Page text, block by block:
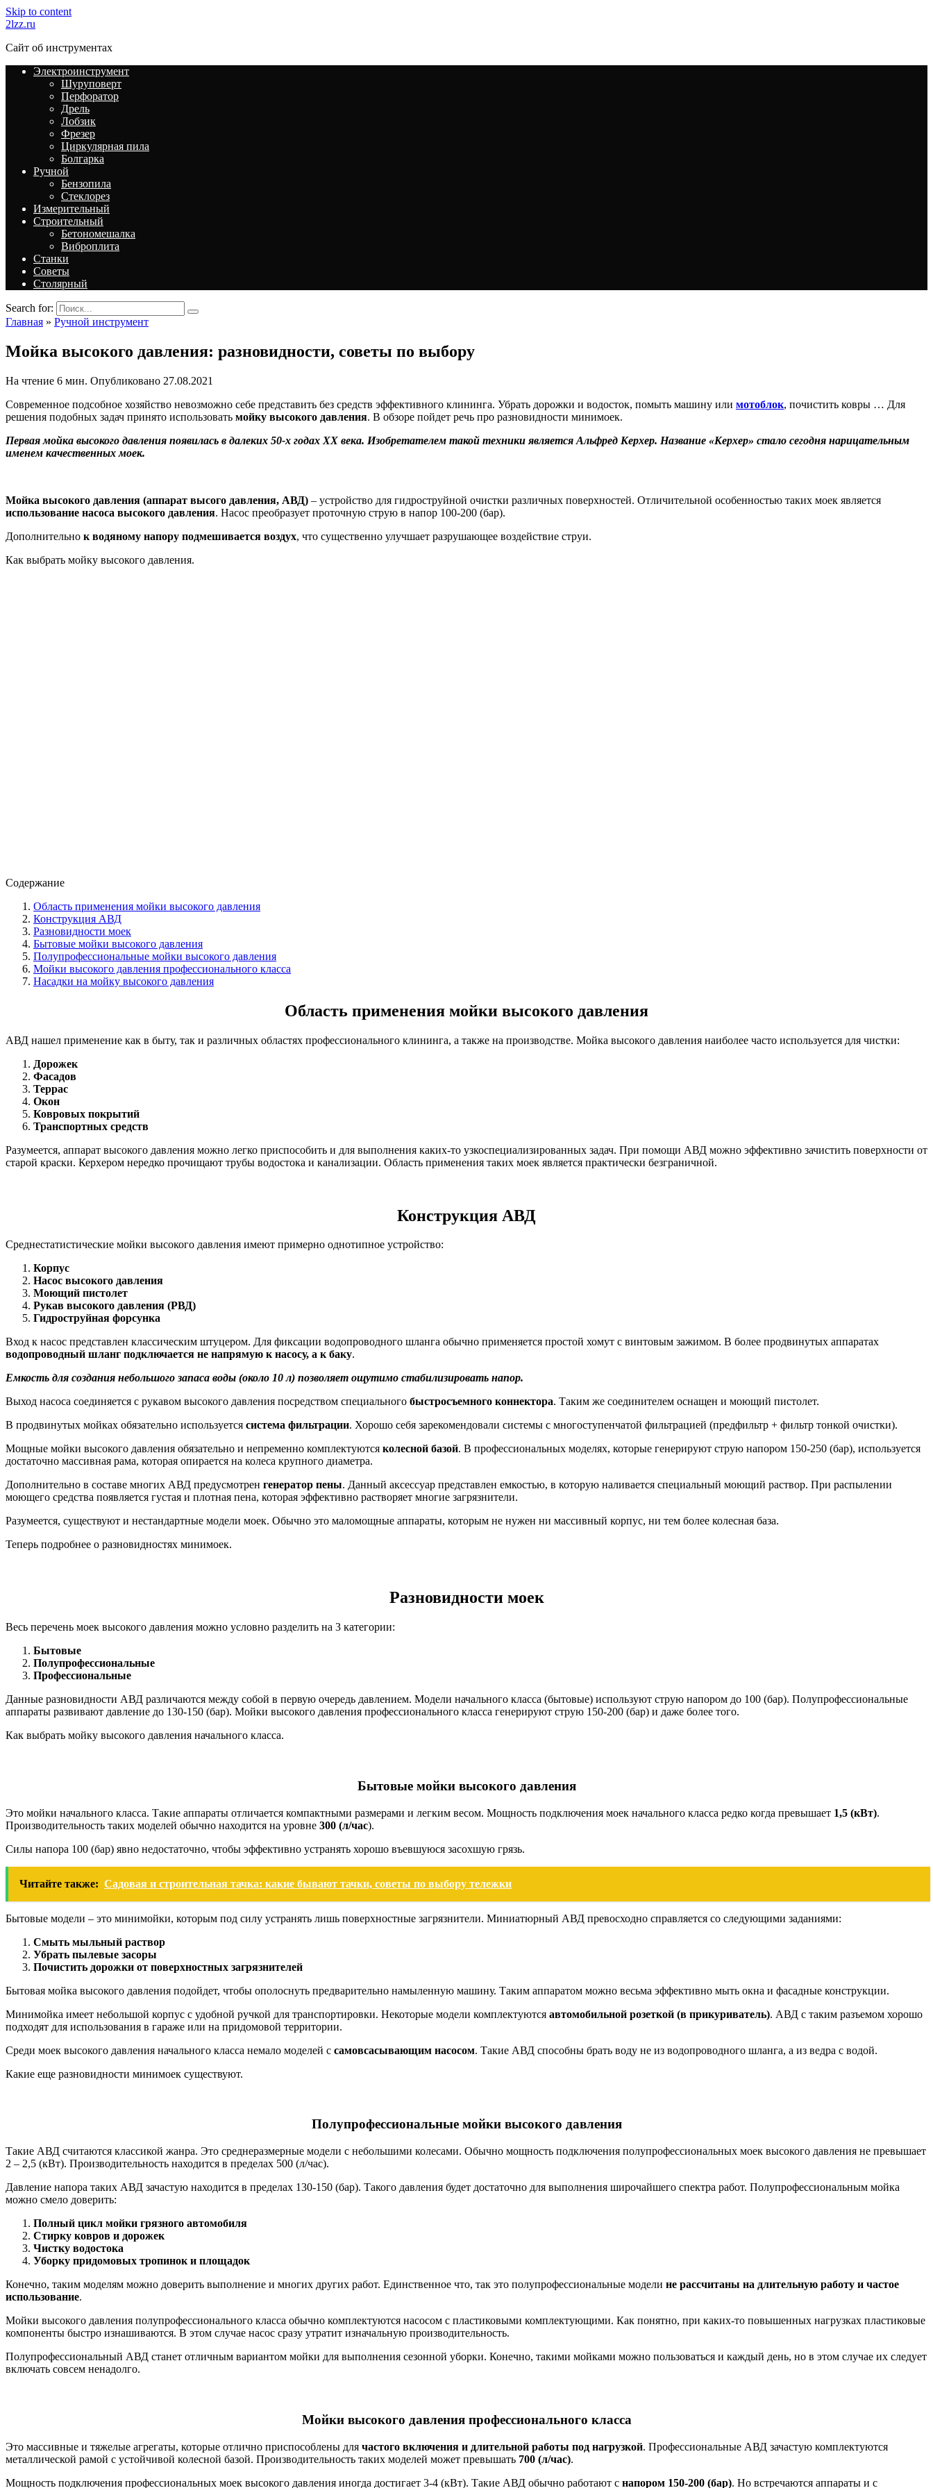
Skip to content
2lzz.ru
Сайт об инструментах
Электроинструмент
Шуруповерт
Перфоратор
Дрель
Лобзик
Фрезер
Циркулярная пила
Болгарка
Ручной
Бензопила
Стеклорез
Измерительный
Строительный
Бетономешалка
Виброплита
Станки
Советы
Столярный
Search for:
Главная » Ручной инструмент
Мойка высокого давления: разновидности, советы по выбору
На чтение 6 мин. Опубликовано 27.08.2021
Современное подсобное хозяйство невозможно себе представить без средств эффективного клининга. Убрать дорожки и водосток, помыть машину или мотоблок, почистить ковры … Для
решения подобных задач принято использовать мойку высокого давления. В обзоре пойдет речь про разновидности минимоек.
Первая мойка высокого давления появилась в далеких 50-х годах XX века. Изобретателем такой техники является Альфред Керхер. Название «Керхер» стало сегодня нарицательным
именем качественных моек.
Мойка высокого давления (аппарат высого давления, АВД) – устройство для гидроструйной очистки различных поверхностей. Отличительной особенностью таких моек является
использование насоса высокого давления. Насос преобразует проточную струю в напор 100-200 (бар).
Дополнительно к водяному напору подмешивается воздух, что существенно улучшает разрушающее воздействие струи.
Как выбрать мойку высокого давления.
Содержание
Область применения мойки высокого давления
Конструкция АВД
Разновидности моек
Бытовые мойки высокого давления
Полупрофессиональные мойки высокого давления
Мойки высокого давления профессионального класса
Насадки на мойку высокого давления
Область применения мойки высокого давления
АВД нашел применение как в быту, так и различных областях профессионального клининга, а также на производстве. Мойка высокого давления наиболее часто используется для чистки:
Дорожек
Фасадов
Террас
Окон
Ковровых покрытий
Транспортных средств
Разумеется, аппарат высокого давления можно легко приспособить и для выполнения каких-то узкоспециализированных задач. При помощи АВД можно эффективно зачистить поверхности от
старой краски. Керхером нередко прочищают трубы водостока и канализации. Область применения таких моек является практически безграничной.
Конструкция АВД
Среднестатистические мойки высокого давления имеют примерно однотипное устройство:
Корпус
Насос высокого давления
Моющий пистолет
Рукав высокого давления (РВД)
Гидроструйная форсунка
Вход к насос представлен классическим штуцером. Для фиксации водопроводного шланга обычно применяется простой хомут с винтовым зажимом. В более продвинутых аппаратах
водопроводный шланг подключается не напрямую к насосу, а к баку.
Емкость для создания небольшого запаса воды (около 10 л) позволяет ощутимо стабилизировать напор.
Выход насоса соединяется с рукавом высокого давления посредством специального быстросъемного коннектора. Таким же соединителем оснащен и моющий пистолет.
В продвинутых мойках обязательно используется система фильтрации. Хорошо себя зарекомендовали системы с многоступенчатой фильтрацией (предфильтр + фильтр тонкой очистки).
Мощные мойки высокого давления обязательно и непременно комплектуются колесной базой. В профессиональных моделях, которые генерируют струю напором 150-250 (бар), используется
достаточно массивная рама, которая опирается на колеса крупного диаметра.
Дополнительно в составе многих АВД предусмотрен генератор пены. Данный аксессуар представлен емкостью, в которую наливается специальный моющий раствор. При распылении
моющего средства появляется густая и плотная пена, которая эффективно растворяет многие загрязнители.
Разумеется, существуют и нестандартные модели моек. Обычно это маломощные аппараты, которым не нужен ни массивный корпус, ни тем более колесная база.
Теперь подробнее о разновидностях минимоек.
Разновидности моек
Весь перечень моек высокого давления можно условно разделить на 3 категории:
Бытовые
Полупрофессиональные
Профессиональные
Данные разновидности АВД различаются между собой в первую очередь давлением. Модели начального класса (бытовые) используют струю напором до 100 (бар). Полупрофессиональные
аппараты развивают давление до 130-150 (бар). Мойки высокого давления профессионального класса генерируют струю 150-200 (бар) и даже более того.
Как выбрать мойку высокого давления начального класса.
Бытовые мойки высокого давления
Это мойки начального класса. Такие аппараты отличается компактными размерами и легким весом. Мощность подключения моек начального класса редко когда превышает 1,5 (кВт).
Производительность таких моделей обычно находится на уровне 300 (л/час).
Силы напора 100 (бар) явно недостаточно, чтобы эффективно устранять хорошо въевшуюся засохшую грязь.
Читайте также: Садовая и строительная тачка: какие бывают тачки, советы по выбору тележки
Бытовые модели – это минимойки, которым под силу устранять лишь поверхностные загрязнители. Миниатюрный АВД превосходно справляется со следующими заданиями:
Смыть мыльный раствор
Убрать пылевые засоры
Почистить дорожки от поверхностных загрязнителей
Бытовая мойка высокого давления подойдет, чтобы ополоснуть предварительно намыленную машину. Таким аппаратом можно весьма эффективно мыть окна и фасадные конструкции.
Минимойка имеет небольшой корпус с удобной ручкой для транспортировки. Некоторые модели комплектуются автомобильной розеткой (в прикуриватель). АВД с таким разъемом хорошо
подходят для использования в гараже или на придомовой территории.
Среди моек высокого давления начального класса немало моделей с самовсасывающим насосом. Такие АВД способны брать воду не из водопроводного шланга, а из ведра с водой.
Какие еще разновидности минимоек существуют.
Полупрофессиональные мойки высокого давления
Такие АВД считаются классикой жанра. Это среднеразмерные модели с небольшими колесами. Обычно мощность подключения полупрофессиональных моек высокого давления не превышает
2 – 2,5 (кВт). Производительность находится в пределах 500 (л/час).
Давление напора таких АВД зачастую находится в пределах 130-150 (бар). Такого давления будет достаточно для выполнения широчайшего спектра работ. Полупрофессиональным мойка
можно смело доверить:
Полный цикл мойки грязного автомобиля
Стирку ковров и дорожек
Чистку водостока
Уборку придомовых тропинок и площадок
Конечно, таким моделям можно доверить выполнение и многих других работ. Единственное что, так это полупрофессиональные модели не рассчитаны на длительную работу и частое
использование.
Мойки высокого давления полупрофессионального класса обычно комплектуются насосом с пластиковыми комплектующими. Как понятно, при каких-то повышенных нагрузках пластиковые
компоненты быстро изнашиваются. В этом случае насос сразу утратит изначальную производительность.
Полупрофессиональный АВД станет отличным вариантом мойки для выполнения сезонной уборки. Конечно, такими мойками можно пользоваться и каждый день, но в этом случае их следует
включать совсем ненадолго.
Мойки высокого давления профессионального класса
Это массивные и тяжелые агрегаты, которые отлично приспособлены для частого включения и длительной работы под нагрузкой. Профессиональные АВД зачастую комплектуются
металлической рамой с устойчивой колесной базой. Производительность таких моделей может превышать 700 (л/час).
Мощность подключения профессиональных моек высокого давления иногда достигает 3-4 (кВт). Такие АВД обычно работают с напором 150-200 (бар). Но встречаются аппараты и с